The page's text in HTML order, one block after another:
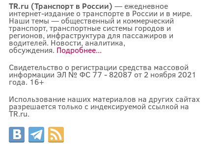
TR.ru (Транспорт в России) — ежедневное
интернет-издание о транспорте в России и в мире.
Наши темы — общественный и коммерческий
транспорт, транспортные системы городов и
регионов, инфраструктура для пассажиров и
водителей. Новости, аналитика,
обсуждения. Подробнее...
Свидетельство о регистрации средства массовой
информации ЭЛ № ФС 77 - 82087 от 2 ноября 2021
года. 16+
Использование наших материалов на других сайтах
разрешается только с индексируемой ссылкой на
TR.ru.